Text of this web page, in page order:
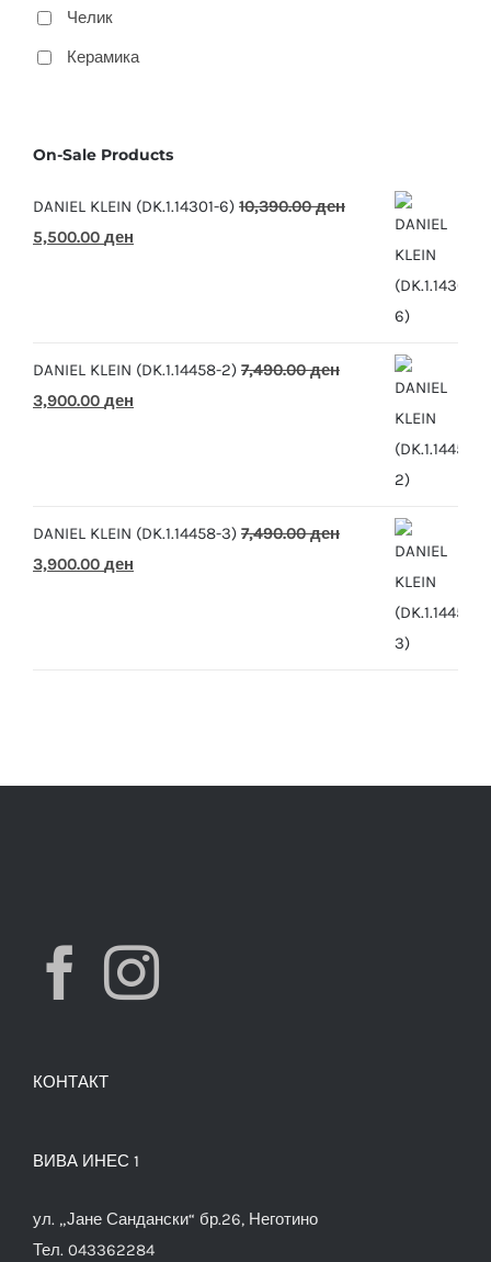
Челик
Керамика
On-Sale Products
DANIEL KLEIN (DK.1.14301-6) 10,390.00ден
Original
5,500.00 ден
DANIEL KLEIN (DK.1.14458-2) 7,490.00ден
Original
3,900.00 ден
DANIEL KLEIN (DK.1.14458-3) 7,490.00ден
Original
3,900.00 ден
КОНТАКТ
ВИВА ИНЕС 1
ул. „Јане Сандански“ бр.26, Неготино
Тел. 043362284